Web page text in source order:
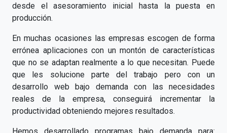
desde el asesoramiento inicial hasta la puesta en
producción.
En muchas ocasiones las empresas escogen de forma
errónea aplicaciones con un montón de características
que no se adaptan realmente a lo que necesitan. Puede
que les solucione parte del trabajo pero con un
desarrollo web bajo demanda con las necesidades
reales de la empresa, conseguirá incrementar la
productividad obteniendo mejores resultados.
Hemos desarrollado programas bajo demanda para: